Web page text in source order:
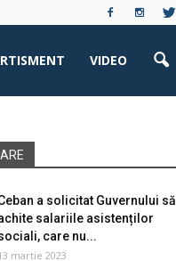
VIDEO
a solicitat Guvernului să
salariile asistenților
care nu...
martie 2023